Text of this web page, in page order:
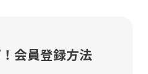
会員登録方法